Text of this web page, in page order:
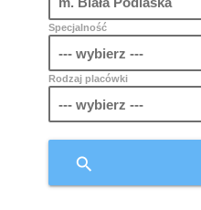
Specjalność
Rodzaj placówki
search